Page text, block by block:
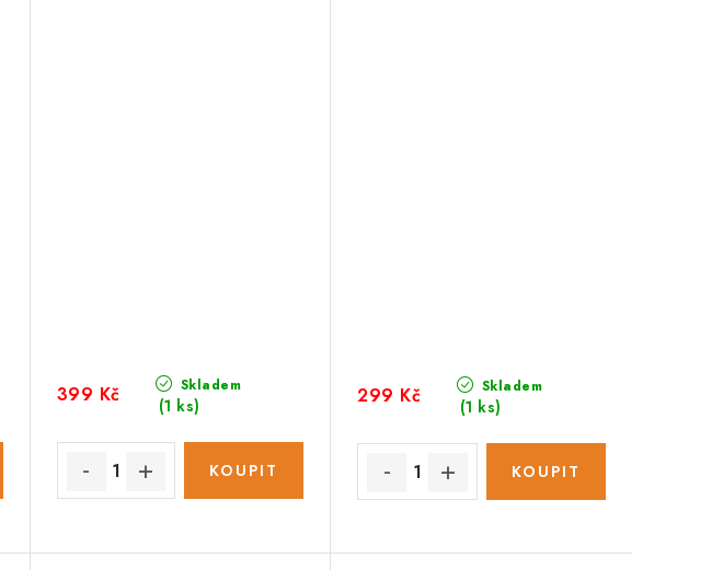
Skladem
(1 ks)
399 Kč Skladem
(1 ks)
299 Kč